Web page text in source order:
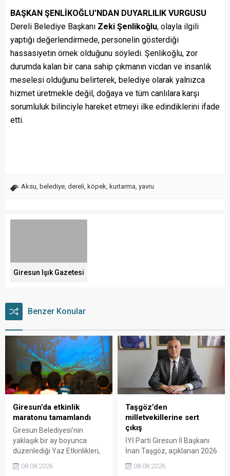
BAŞKAN ŞENLİKOĞLU’NDAN DUYARLILIK VURGUSU
Dereli Belediye Başkanı Zeki Şenlikoğlu, olayla ilgili
yaptığı değerlendirmede, personelin gösterdiği
hassasiyetin örnek olduğunu söyledi. Şenlikoğlu, zor
durumda kalan bir cana sahip çıkmanın vicdan ve insanlık
meselesi olduğunu belirterek, belediye olarak yalnızca
hizmet üretmekle değil, doğaya ve tüm canlılara karşı
sorumluluk bilinciyle hareket etmeyi ilke edindiklerini ifade
etti.
Aksu belediye dereli köpek kurtarma yavru
Giresun Işık Gazetesi
Benzer Konular
Giresun’da etkinlik
maratonu tamamlandı
Giresun Belediyesi'nin
yaklaşık bir ay boyunca
düzenlediği Yaz Etkinlikleri,
binlerce vatandaşı kültür,
sanat ve eğlenceyle
08.08.2026
Taşgöz’den
milletvekillerine sert
çıkış
İYİ Parti Giresun İl Başkanı
İnan Taşgöz, açıklanan 2026
yılı fındık alım fiyatı
üzerinden iktidar
08.08.2026